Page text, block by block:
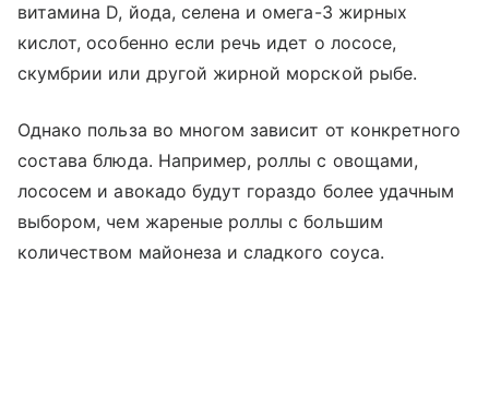
витамина D, йода, селена и омега-3 жирных
кислот, особенно если речь идет о лососе,
скумбрии или другой жирной морской рыбе.
Однако польза во многом зависит от конкретного
состава блюда. Например, роллы с овощами,
лососем и авокадо будут гораздо более удачным
выбором, чем жареные роллы с большим
количеством майонеза и сладкого соуса.